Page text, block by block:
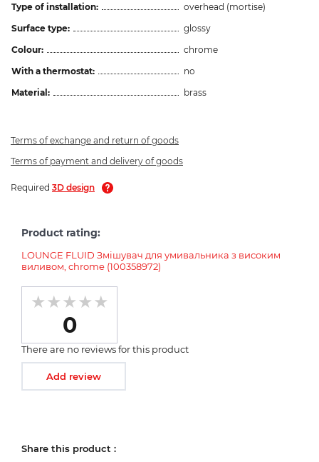
Type of installation:
overhead (mortise)
Surface type:
glossy
Colour:
chrome
With a thermostat:
no
Material:
brass
Terms of exchange and return of goods
Terms of payment and delivery of goods
Required 3D design
Product rating:
LOUNGE FLUID Змішувач для умивальника з високим
виливом, chrome (100358972)
0
There are no reviews for this product
Add review
Share this product :